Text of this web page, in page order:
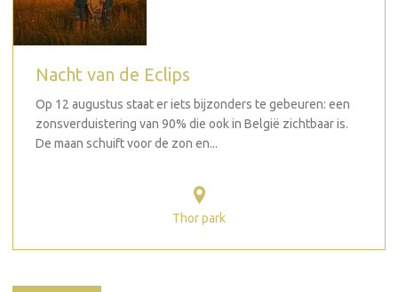
Nacht van de Eclips
Op 12 augustus staat er iets bijzonders te gebeuren: een
zonsverduistering van 90% die ook in België zichtbaar is.
De maan schuift voor de zon en...
Thor park